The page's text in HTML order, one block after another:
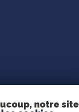
notre site